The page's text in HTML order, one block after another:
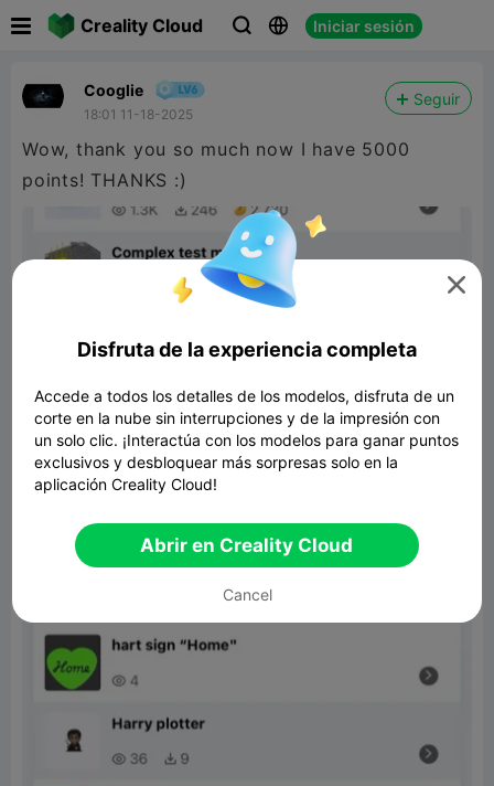
Creality Cloud   Iniciar sesión
Cooglie
18:01 11-18-2025
Seguir
Wow, thank you so much now I have 5000
points! THANKS :)

Disfruta de la experiencia completa
Accede a todos los detalles de los modelos, disfruta de un
corte en la nube sin interrupciones y de la impresión con
un solo clic. ¡Interactúa con los modelos para ganar puntos
exclusivos y desbloquear más sorpresas solo en la
aplicación Creality Cloud!
Abrir en Creality Cloud
Cancel